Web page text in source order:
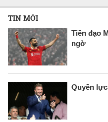
TIN MỚI
Tiền đạo
ngờ
Quyền